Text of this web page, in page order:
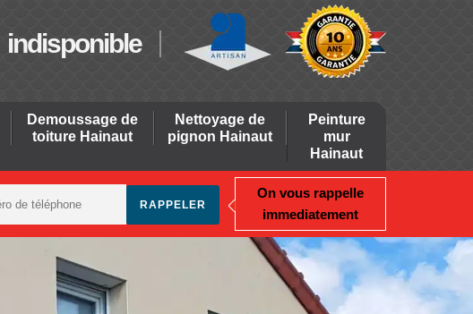
indisponible
Demoussage de
toiture Hainaut
Nettoyage de
pignon Hainaut
Peinture
mur
Hainaut
On vous rappelle
immediatement